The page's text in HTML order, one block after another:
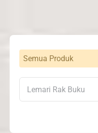
Semua Produk